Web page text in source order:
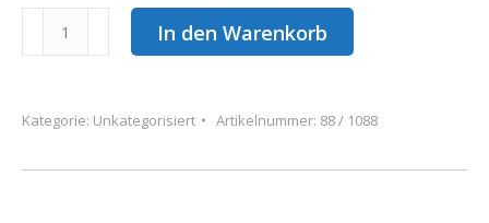
Flaschen)
In den Warenkorb
Kategorie: Unkategorisiert Artikelnummer: 88 / 1088